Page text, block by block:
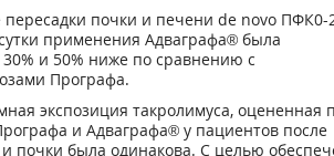
пересадки почки и печени de novo ПФК0-
применения Адваграфа® была
30% и 50% ниже по сравнению с
Прографа.
экспозиция такролимуса, оцененная
и Адваграфа® у пациентов после
почки была одинакова. С целью